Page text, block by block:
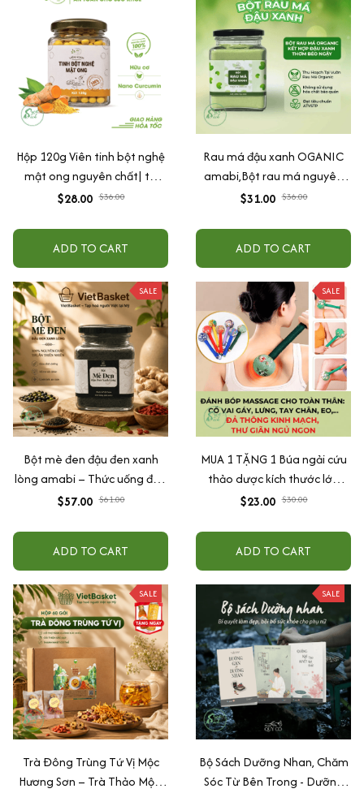
Hộp 120g Viên tinh bột nghệ
mật ong nguyên chất| tự
nhiên, hữu cơ| tốt cho, dạ
$28.00 $36.00
ADD TO CART
Rau má đậu xanh OGANIC
amabi,Bột rau má nguyên
chất thanh nhiệt,giải độc,mát
$31.00 $36.00
ADD TO CART
SALE
Bột mè đen đậu đen xanh
lòng amabi – Thức uống đẹp
da, đen tóc, lợi sữa tự nhiên
$57.00 $61.00
ADD TO CART
SALE
MUA 1 TẶNG 1 Búa ngải cứu
thảo dược kích thước lớn
31cm, hỗ trợ massage lưng
ngủ ngon An Chi Organic
$23.00 $30.00
ADD TO CART
SALE
Trà Đông Trùng Tứ Vị Mộc
Hương Sơn – Trà Thảo Mộc,
SALE
Bộ Sách Dưỡng Nhan, Chăm
Sóc Từ Bên Trong - Dưỡng